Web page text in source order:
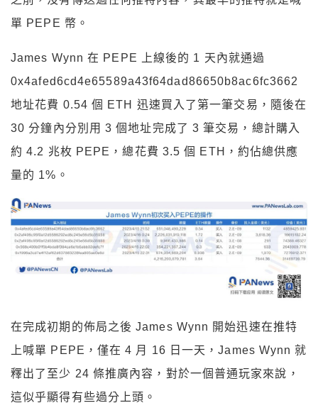
單 PEPE 幣。
James Wynn 在 PEPE 上線後的 1 天內就通過
0x4afed6cd4e65589a43f64dad86650b8ac6fc3662
地址花費 0.54 個 ETH 迅速買入了第一筆交易，隨後在
30 分鐘內分別用 3 個地址完成了 3 筆交易，總計購入
約 4.2 兆枚 PEPE，總花費 3.5 個 ETH，約佔總供應
量的 1%。
在完成初期的佈局之後 James Wynn 開始迅速在推特
上喊單 PEPE，僅在 4 月 16 日一天，James Wynn 就
釋出了至少 24 條推廣內容，對於一個普通玩家來說，
這似乎顯得有些過分上頭。